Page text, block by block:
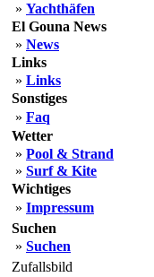
» Yachthäfen
El Gouna News
» News
Links
» Links
Sonstiges
» Faq
Wetter
» Pool & Strand
» Surf & Kite
Wichtiges
» Impressum
Suchen
» Suchen
Zufallsbild